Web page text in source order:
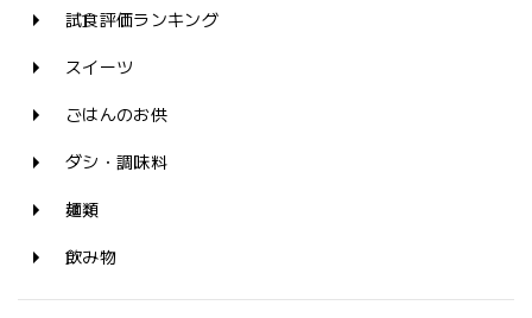
試食評価ランキング
スイーツ
ごはんのお供
ダシ・調味料
麺類
飲み物